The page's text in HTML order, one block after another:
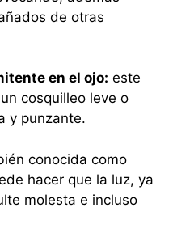
de otras
en el ojo: este
cosquilleo leve o
y punzante.
conocida como
hacer que la luz, ya
molesta e incluso